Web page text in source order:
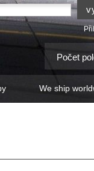
Počet
We ship